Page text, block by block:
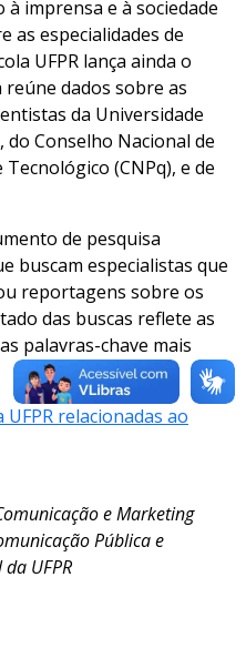
imprensa e à sociedade
as especialidades de
UFPR lança ainda o
dados sobre as
da Universidade
, do Conselho Nacional de
(CNPq), e de
de pesquisa
buscam especialistas que
reportagens sobre os
das buscas reflete as
palavras-chave mais
relacionadas ao
e Marketing
Pública e
UFPR